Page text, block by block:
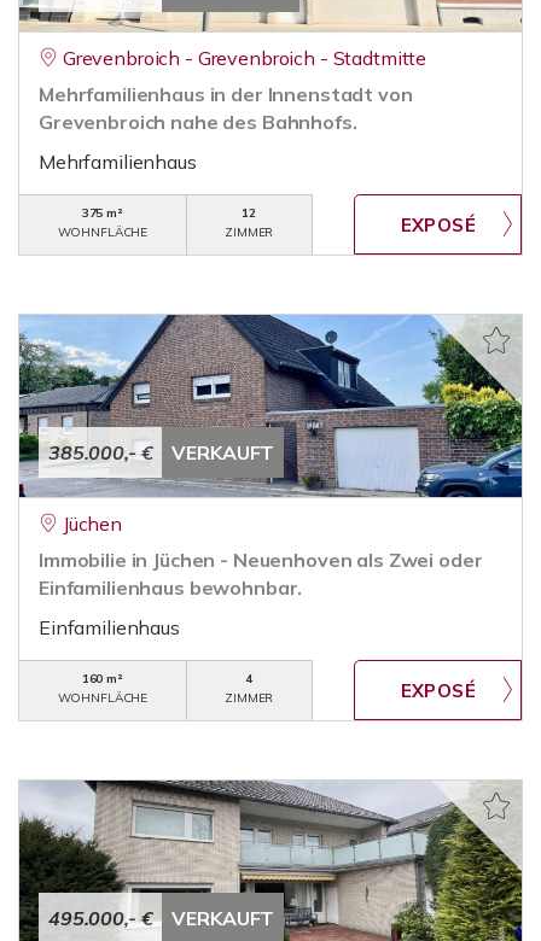
Grevenbroich - Grevenbroich - Stadtmitte
Mehrfamilienhaus in der Innenstadt von
Grevenbroich nahe des Bahnhofs.
Mehrfamilienhaus
375 m²
WOHNFLÄCHE
12
ZIMMER
385.000,- € VERKAUFT
Jüchen
Immobilie in Jüchen - Neuenhoven als Zwei oder
Einfamilienhaus bewohnbar.
Einfamilienhaus
160 m²
WOHNFLÄCHE
4
ZIMMER
495.000,- € VERKAUFT